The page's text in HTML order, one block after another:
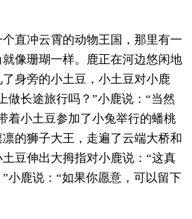
直冲云霄的动物王国，那里有一
像珊瑚一样。鹿正在河边悠闲地
身旁的小土豆，小土豆对小鹿
做长途旅行吗？”小鹿说：“当然
着小土豆参加了小兔举行的蟠桃
的狮子大王，走遍了云端大桥和
豆伸出大拇指对小鹿说：“这真
小鹿说：“如果你愿意，可以留下